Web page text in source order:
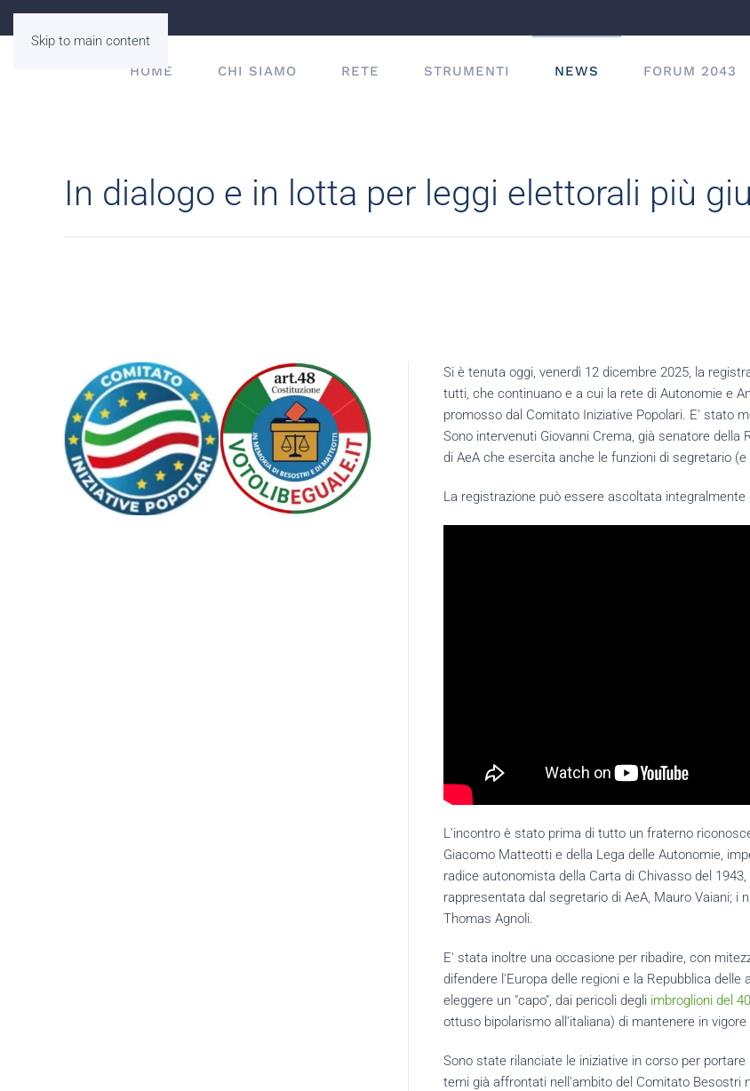
Skip to main content
HOME
CHI SIAMO RETE STRUMENTI NEWS FORUM 2043
In dialogo e in lotta per leggi elettorali più
Si è tenuta oggi, venerdì 12 dicembre 2025, la
tutti, che continuano e a cui la rete di Autonomie e
promosso dal Comitato Iniziative Popolari. E' stato
Sono intervenuti Giovanni Crema, già senatore della
di AeA che esercita anche le funzioni di segretario
La registrazione può essere ascoltata integralmente
L'incontro è stato prima di tutto un fraterno
Giacomo Matteotti e della Lega delle Autonomie,
radice autonomista della Carta di Chivasso del
rappresentata dal segretario di AeA, Mauro Vaiani; i
Thomas Agnoli.
E' stata inoltre una occasione per ribadire, con
difendere l'Europa delle regioni e la Repubblica
eleggere un "capo", dai pericoli degli imbroglioni del
ottuso bipolarismo all'italiana) di mantenere in
Sono state rilanciate le iniziative in corso per
temi già affrontati nell'ambito del Comitato Besostri